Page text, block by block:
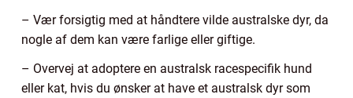
– Vær forsigtig med at håndtere vilde australske dyr, da
nogle af dem kan være farlige eller giftige.
– Overvej at adoptere en australsk racespecifik hund
eller kat, hvis du ønsker at have et australsk dyr som